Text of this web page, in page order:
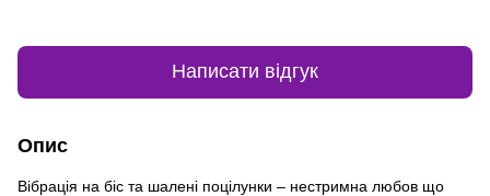
Написати відгук
Опис
Вібрація на біс та шалені поцілунки – нестримна любов що